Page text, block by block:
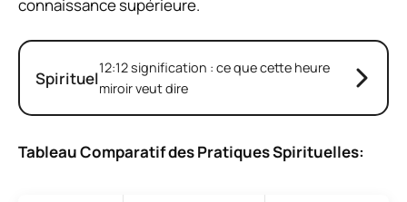
connaissance supérieure.
Spirituel12:12 signification : ce que cette heure
miroir veut dire
Tableau Comparatif des Pratiques Spirituelles: